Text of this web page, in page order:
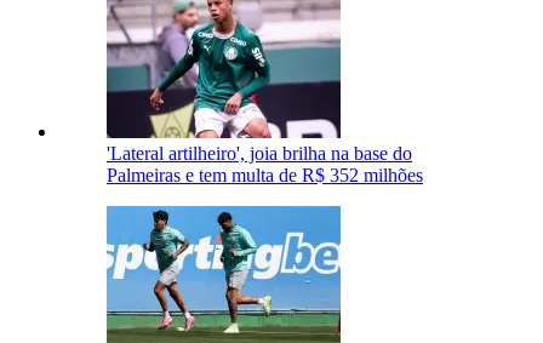
'Lateral artilheiro', joia brilha na base do
Palmeiras e tem multa de R$ 352 milhões